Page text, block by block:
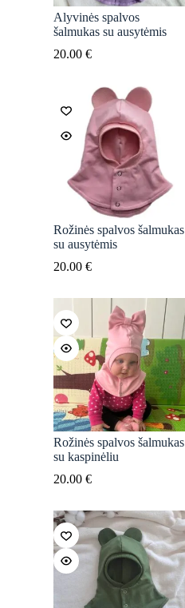
Alyvinės spalvos
šalmukas su ausytėmis
20.00 €
Rožinės spalvos šalmukas
su ausytėmis
20.00 €
Rožinės spalvos šalmukas
su kaspinėliu
20.00 €